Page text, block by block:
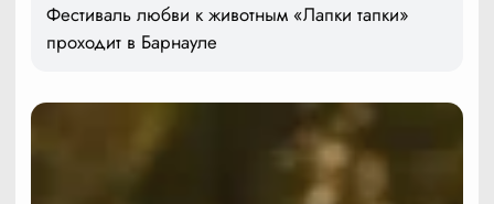
Фестиваль любви к животным «Лапки тапки»
проходит в Барнауле